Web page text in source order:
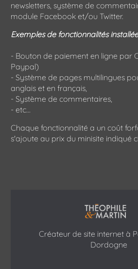
newsletters, système de
module Facebook et/ou Twitter.
Exemples de fonctionnalités
- Bouton de paiement en ligne par
Paypal)
- Système de pages multilingues
anglais et en français,
- Système de commentaires,
- etc...
Chaque fonctionnalité a un coût
s'ajoute au prix du minisite indiqué
Créateur de site internet à
Dordogne